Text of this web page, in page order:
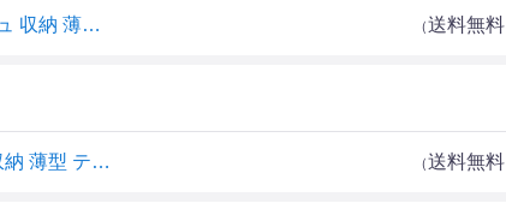
山崎実業 スマート ティッシュケース ホワイト 7984 | おしゃれ 北欧 置き型 ティッシュ 収納 薄型 ティッシュカバー （送料無料
山崎実業 スマート ティッシュケース ホワイト ｜ おしゃれ 北欧 置き型 ティッシュ 収納 薄型 ティッシュカバー シンプル モノトーン インテリア 『smart』 （送料無料